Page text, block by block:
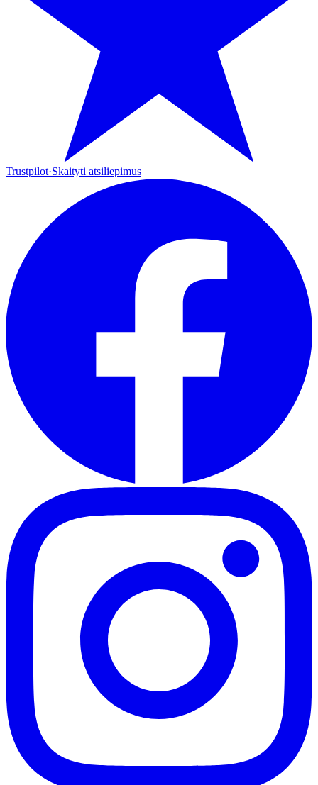
Trustpilot·Skaityti atsiliepimus